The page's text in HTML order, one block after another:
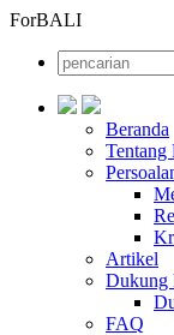
ForBALI
Beranda
Artikel
FAQ